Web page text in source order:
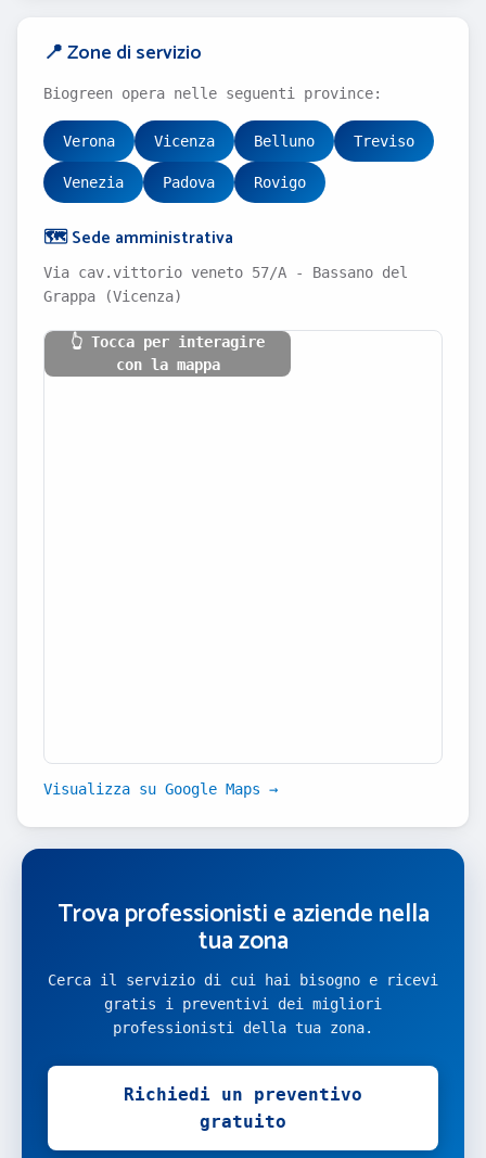
📍 Zone di servizio
Biogreen opera nelle seguenti province:
Verona Vicenza Belluno Treviso
Venezia Padova Rovigo
🗺️ Sede amministrativa
Via cav.vittorio veneto 57/A - Bassano del
Grappa (Vicenza)
👆 Tocca per interagire
con la mappa
Visualizza su Google Maps →
Trova professionisti e aziende nella
tua zona
Cerca il servizio di cui hai bisogno e ricevi
gratis i preventivi dei migliori
professionisti della tua zona.
Richiedi un preventivo
gratuito